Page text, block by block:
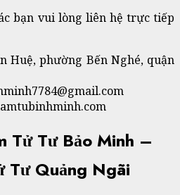
bạn vui lòng liên hệ trực tiếp
Huệ, phường Bến Nghé, quận
Tử Tư Bảo Minh –
Tư Quảng Ngãi